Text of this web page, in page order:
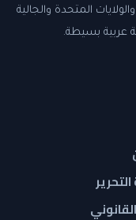
المتحدة والجالية
عربية بسيطة.